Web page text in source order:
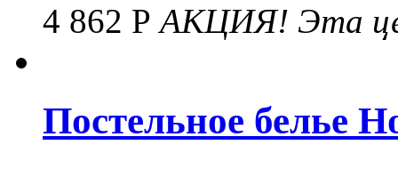
4 862 РАКЦИЯ! Эта
Постельное белье